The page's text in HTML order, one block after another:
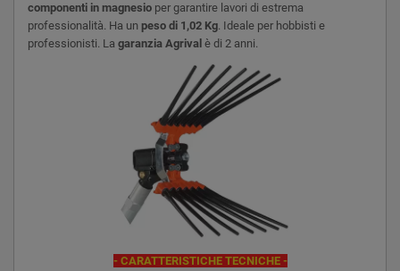
componenti in magnesio per garantire lavori di estrema
professionalità. Ha un peso di 1,02 Kg. Ideale per hobbisti e
professionisti. La garanzia Agrival è di 2 anni.
- CARATTERISTICHE TECNICHE -